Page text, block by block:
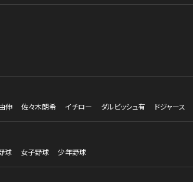
伸 佐々木朗希 イチロー ダルビッシュ有 ドジャース
球 女子野球 少年野球